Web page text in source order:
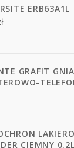
ERB63A1L
GRAFIT
CIEMNY 0,2L